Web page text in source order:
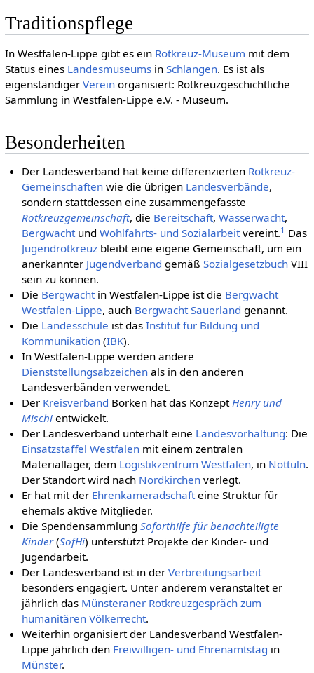
Traditionspflege
In Westfalen-Lippe gibt es ein Rotkreuz-Museum mit dem
Status eines Landesmuseumsin Schlangen. Es ist als
eigenständiger Vereinorganisiert: Rotkreuzgeschichtliche
Sammlung in Westfalen-Lippe e.V. - Museum.
Besonderheiten
Der Landesverband hat keine differenzierten Rotkreuz-
Gemeinschaften wie die übrigen Landes­verbände,
sondern stattdessen eine zusammengefasste
Rotkreuzgemeinschaft, die Bereitschaft,Wasserwacht,
BergwachtundWohlfahrts- und Sozialarbeitvereint.1 Das
Jugendrotkreuz bleibt eine eigene Gemeinschaft, um ein
anerkannter Jugendverband gemäßSozialgesetzbuch VIII
sein zu können.
Die Bergwachtin Westfalen-Lippe ist die Bergwacht
Westfalen-Lippe, auch Bergwacht Sauerland genannt.
Die Landesschule ist dasInstitut für Bildung und
Kommunikation (IBK).
In Westfalen-Lippe werden andere
Dienststellungsabzeichen als in den anderen
Landesverbänden verwendet.
Der Kreisverband Borken hat das KonzeptHenry und
Mischi entwickelt.
Der Landesverband unterhält eine Landesvorhaltung: Die
Einsatzstaffel Westfalen mit einem zentralen
Materiallager, dem Logistikzentrum Westfalen, in Nottuln.
Der Standort wird nach Nordkirchen verlegt.
Er hat mit der Ehrenkameradschafteine Struktur für
ehemals aktive Mitglieder.
Die SpendensammlungSoforthilfe für benachteiligte
Kinder(SofHi) unterstützt Projekte der Kinder- und
Jugendarbeit.
Der Landesverband ist in derVerbreitungsarbeit
besonders engagiert. Unter anderem veranstaltet er
jährlich das Münsteraner Rotkreuzgespräch zum
humanitären Völkerrecht.
Weiterhin organisiert der Landesverband Westfalen-
Lippe jährlich den Freiwilligen- und Ehrenamtstag in
Münster.